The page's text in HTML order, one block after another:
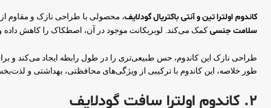
کاندوم اولترا تین و آنتی باکتریال گودلایف، محصولی با طراحی نازک و مقاوم
سلامت جنسی کمک می‌کند. لوبریکانت موجود در آن، اصطکاک را کاهش داده
طراحی نازک این کاندوم، حس طبیعی‌تری را در طول رابطه ایجاد می‌کند و
طور خلاصه، این کاندوم با ترکیبی از ویژگی‌های محافظتی، بهداشتی و
2. کاندوم اولترا سافت گودلایف